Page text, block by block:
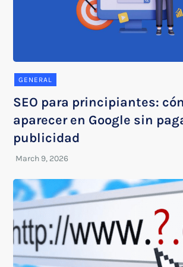
GENERAL
SEO para principiantes:
aparecer en Google sin
publicidad